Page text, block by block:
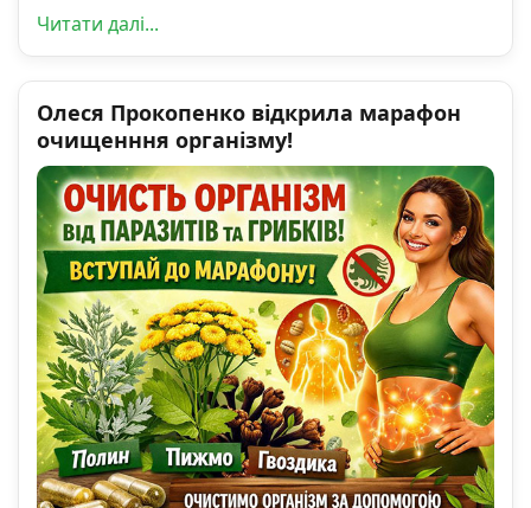
Читати далі...
Олеся Прокопенко відкрила марафон
очищенння організму!